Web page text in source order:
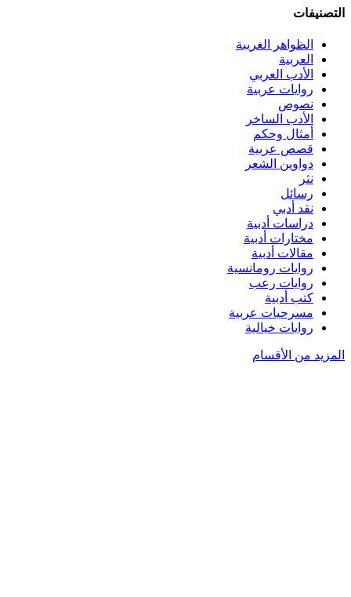
التصنيفات
الظواهر الغريبة‏
العربية
الأدب العربي
روايات عربية
نصوص
الأدب الساخر
أمثال وحكم
قصص عربية
دواوين الشعر
نثر
رسائل
نقد أدبي
دراسات أدبية
مختارات أدبية
مقالات أدبية
روايات رومانسية
روايات رعب
كتب أدبية
مسرحيات عربية
روايات خيالية
المزيد من الأقسام